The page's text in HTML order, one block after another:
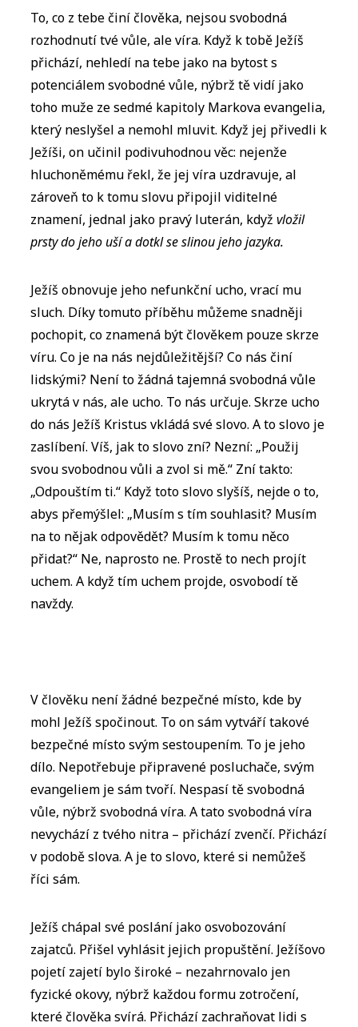
To, co z tebe činí člověka, nejsou svobodná
rozhodnutí tvé vůle, ale víra. Když k tobě Ježíš
přichází, nehledí na tebe jako na bytost s
potenciálem svobodné vůle, nýbrž tě vidí jako
toho muže ze sedmé kapitoly Markova evangelia,
který neslyšel a nemohl mluvit. Když jej přivedli k
Ježíši, on učinil podivuhodnou věc: nejenže
hluchoněmému řekl, že jej víra uzdravuje, al
zároveň to k tomu slovu připojil viditelné
znamení, jednal jako pravý luterán, kdyžvložil
prsty do jeho uší a dotkl se slinou jeho jazyka.
Ježíš obnovuje jeho nefunkční ucho, vrací mu
sluch. Díky tomuto příběhu můžeme snadněji
pochopit, co znamená být člověkem pouze skrze
víru. Co je na nás nejdůležitější? Co nás činí
lidskými? Není to žádná tajemná svobodná vůle
ukrytá v nás, ale ucho. To nás určuje. Skrze ucho
do nás Ježíš Kristus vkládá své slovo. A to slovo je
zaslíbení. Víš, jak to slovo zní? Nezní: „Použij
svou svobodnou vůli a zvol si mě.“ Zní takto:
„Odpouštím ti.“ Když toto slovo slyšíš, nejde o to,
abys přemýšlel: „Musím s tím souhlasit? Musím
na to nějak odpovědět? Musím k tomu něco
přidat?“ Ne, naprosto ne. Prostě to nech projít
uchem. A když tím uchem projde, osvobodí tě
navždy.
V člověku není žádné bezpečné místo, kde by
mohl Ježíš spočinout. To on sám vytváří takové
bezpečné místo svým sestoupením. To je jeho
dílo. Nepotřebuje připravené posluchače, svým
evangeliem je sám tvoří. Nespasí tě svobodná
vůle, nýbrž svobodná víra. A tato svobodná víra
nevychází z tvého nitra – přichází zvenčí. Přichází
v podobě slova. A je to slovo, které si nemůžeš
říci sám.
Ježíš chápal své poslání jako osvobozování
zajatců. Přišel vyhlásit jejich propuštění. Ježíšovo
pojetí zajetí bylo široké – nezahrnovalo jen
fyzické okovy, nýbrž každou formu zotročení,
které člověka svírá. Přichází zachraňovat lidi s